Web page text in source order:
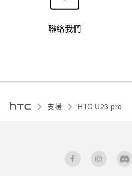
聯絡我們
支援 HTC U23 pro‎